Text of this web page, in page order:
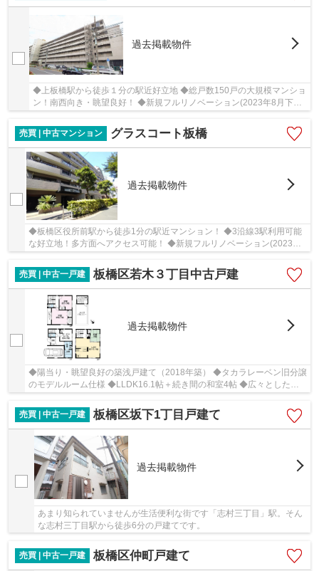
過去掲載物件
◆上板橋駅から徒歩１分の駅近好立地 ◆総戸数150戸の大規模マンショ
ン！南西向き・眺望良好！ ◆新規フルリノベーション(2023年8月下旬
売買 | 中古マンション
グラスコート板橋
過去掲載物件
◆板橋区役所前駅から徒歩1分の駅近マンション！ ◆3沿線3駅利用可能
な好立地！多方面へアクセス可能！ ◆新規フルリノベーション(2023年8
月下旬完成予定)。 ◆仲宿商店街まで約徒歩1分！
売買 | 中古一戸建
板橋区若木３丁目中古戸建
過去掲載物件
◆陽当り・眺望良好の築浅戸建て（2018年築） ◆タカラレーベン旧分譲
のモデルルーム仕様 ◆LLDK16.1帖＋続き間の和室4帖 ◆広々としたル
ーフバルコニー付き ◆ビルトインカーポートあり
売買 | 中古一戸建
板橋区坂下1丁目戸建て
過去掲載物件
あまり知られていませんが生活便利な街です「志村三丁目」駅。そん
な志村三丁目駅から徒歩6分の戸建てです。
売買 | 中古一戸建 板橋区仲町戸建て